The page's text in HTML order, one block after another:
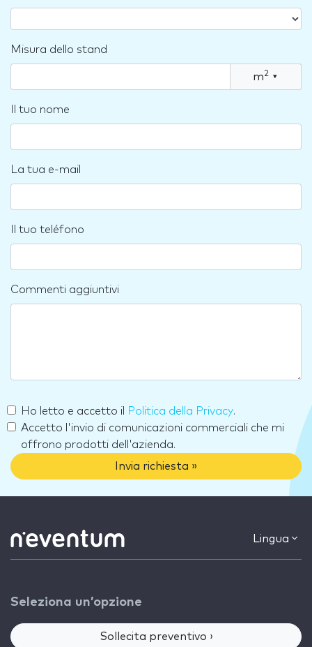
Misura dello stand
m2 ▾
Il tuo nome
La tua e-mail
Il tuo teléfono
Commenti aggiuntivi
Ho letto e accetto il Politica della Privacy.
Accetto l'invio di comunicazioni commerciali che mi
offrono prodotti dell'azienda.
Invia richiesta »
Lingua
Seleziona un’opzione
Sollecita preventivo ›